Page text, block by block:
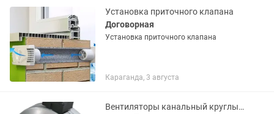
центры • офисы и...
Установка приточного клапана
Договорная
Установка приточного клапана
Караганда, 3 августа
Вентиляторы канальный круглый ввк